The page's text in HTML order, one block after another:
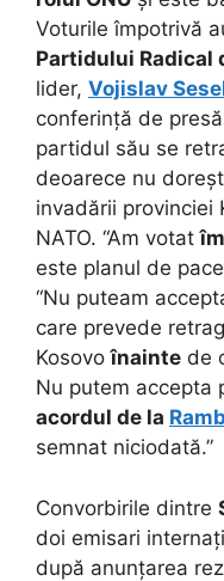
Voturile împotrivă
Partidului Radical
lider, Vojislav
conferință de
partidul său se
deoarece nu
invadării provinciei
NATO. “Am votat
este planul de
“Nu puteam
care prevede
Kosovoînainte de
Nu putem accepta
acordul de la
semnat niciodată.”
Convorbirile dintre
doi emisari
după anunțarea